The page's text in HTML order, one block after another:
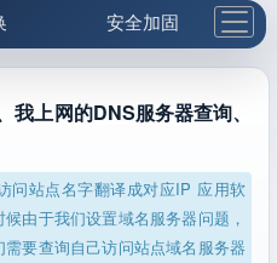
安全加固
IP与域名
更多工具
红包
上网的DNS服务器查询、
问站点名字翻译成对应IP 应用软
由于我们设置域名服务器问题，
要查询自己访问站点域名服务器